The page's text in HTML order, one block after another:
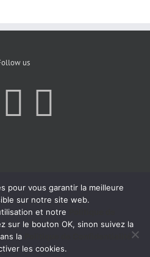
us
pour vous garantir la meilleure
sur notre site web.
et notre
sur le bouton OK, sinon suivez la
la
les cookies.